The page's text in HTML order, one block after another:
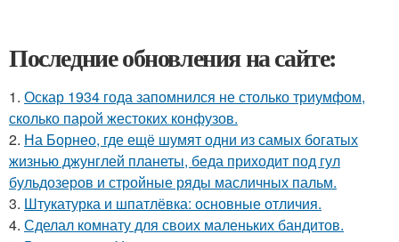
Последние обновления на сайте:
1. Оскар 1934 года запомнился не столько триумфом,
сколько парой жестоких конфузов.
2. На Борнео, где ещё шумят одни из самых богатых
жизнью джунглей планеты, беда приходит под гул
бульдозеров и стройные ряды масличных пальм.
3. Штукатурка и шпатлёвка: основные отличия.
4. Сделал комнату для своих маленьких бандитов.